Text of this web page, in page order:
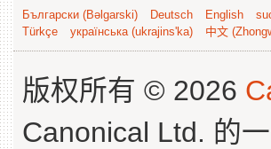
Български (Bəlgarski) Deutsch English
Türkçe
українська (ukrajins'ka) 中文
版权所有 © 2026
Canonical Ltd. 的